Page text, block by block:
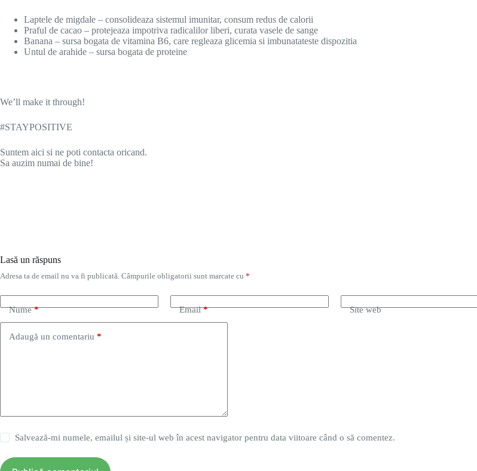
Laptele de migdale – consolideaza sistemul imunitar, consum redus de calorii
Praful de cacao – protejeaza impotriva radicalilor liberi, curata vasele de sange
Banana – sursa bogata de vitamina B6, care regleaza glicemia si imbunatateste dispozitia
Untul de arahide – sursa bogata de proteine
We’ll make it through!
#STAYPOSITIVE
Suntem aici si ne poti contacta oricand.
Sa auzim numai de bine!
Lasă un răspuns
Adresa ta de email nu va fi publicată. Câmpurile obligatorii sunt marcate cu *
Nume* Email* Site web
Adaugă un comentariu *
Salvează-mi numele, emailul și site-ul web în acest navigator pentru data viitoare când o să comentez.